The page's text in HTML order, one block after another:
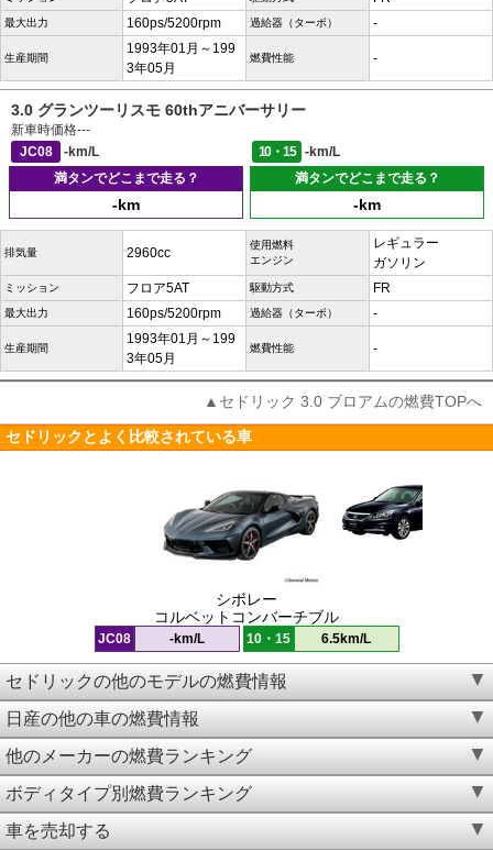
最大出力 160ps/5200rpm 過給器（ターボ） -
生産期間
1993年01月～199
3年05月
燃費性能 -
3.0 グランツーリスモ 60thアニバーサリー
新車時価格---
JC08
-km/L 10・15
-km/L
満タンでどこまで走る？
-km
満タンでどこまで走る？
-km
排気量 2960cc
使用燃料
エンジン
レギュラー
ガソリン
ミッション フロア5AT 駆動方式 FR
最大出力 160ps/5200rpm 過給器（ターボ） -
生産期間
1993年01月～199
3年05月
燃費性能 -
▲セドリック 3.0 ブロアムの燃費TOPへ
セドリックとよく比較されている車
シボレー
コルベットコンバーチブル
JC08 -km/L 10・15 6.5km/L
セドリックの他のモデルの燃費情報
日産の他の車の燃費情報
他のメーカーの燃費ランキング
ボディタイプ別燃費ランキング
車を売却する